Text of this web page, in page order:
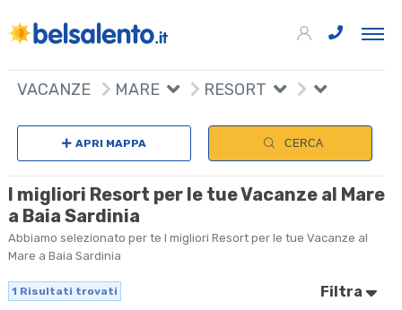
VACANZE MARE RESORT
APRI MAPPA CERCA
I migliori Resort per le tue Vacanze al Mare
a Baia Sardinia
Abbiamo selezionato per te I migliori Resort per le tue Vacanze al
Mare a Baia Sardinia
1 Risultati trovati Filtra
+